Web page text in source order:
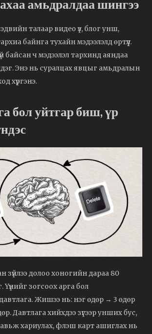
амьдралдаа шингээ
талаар видео үз, блог унш,
байнга тухайн мэдээлэлд өртүүл.
байсан ч мэдээлэл тархинд аяндаа
Энэ нь суралцах явцыг амьдралын
хүргэнэ.
бол уйтгар биш, үр
зүйлээ долоо хоногийн дараа 80
Үүнийг зогсоох арга бол
Жишээ нь: нэг өдөр → 3 өдөр
Давтлага хийхдээ зүгээр унших бус,
хариулах, флэш карт ашиглах нь